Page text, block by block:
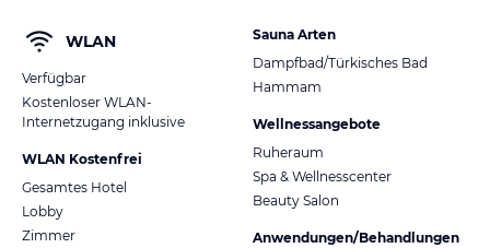
WLAN
Verfügbar
Kostenloser WLAN-
Internetzugang inklusive
WLAN Kostenfrei
Gesamtes Hotel
Lobby
Zimmer
Sauna Arten
Dampfbad/Türkisches Bad
Hammam
Wellnessangebote
Ruheraum
Spa & Wellnesscenter
Beauty Salon
Anwendungen/Behandlungen